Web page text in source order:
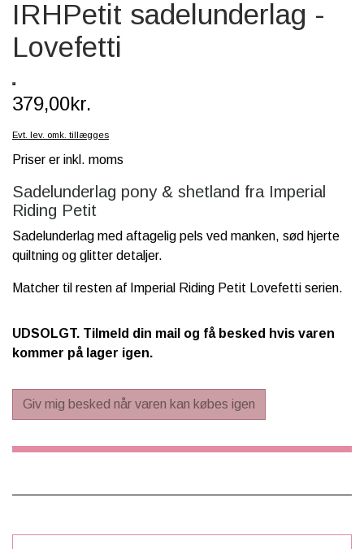
SCHLEICH® HEST & TILBEHØR
IRHPetit sadelunderlag -
Lovefetti
379,00kr.
Evt. lev. omk. tillægges
Priser er inkl. moms
Sadelunderlag pony & shetland fra Imperial
Riding Petit
Sadelunderlag med aftagelig pels ved manken, sød hjerte
quiltning og glitter detaljer.
Matcher til resten af Imperial Riding Petit Lovefetti serien.
UDSOLGT. Tilmeld din mail og få besked hvis varen
kommer på lager igen.
Giv mig besked når varen kan købes igen